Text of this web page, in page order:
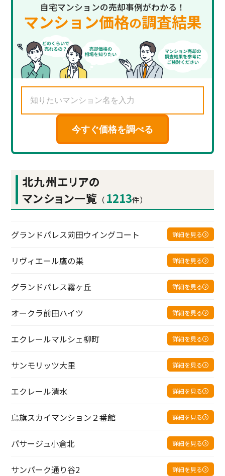
自宅マンションの売却事例がわかる！
マンション価格の調査結果
今すぐ価格を調べる
北九州エリアの
マンション一覧 （ 1213件）
グランドパレス苅田ウイングコート 詳細を見る
リヴィエール鷹の巣 詳細を見る
グランドパレス霧ヶ丘 詳細を見る
オークラ前田ハイツ 詳細を見る
エクレールマルシェ柳町 詳細を見る
サンモリッツ大里 詳細を見る
エクレール清水 詳細を見る
鳥旗スカイマンション２番館 詳細を見る
パサージュ小倉北 詳細を見る
サンパーク通り谷2 詳細を見る